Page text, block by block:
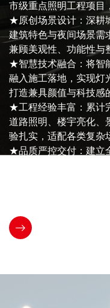
市级重点照明工程项目
★原创场景设计：深耕
建筑特色与夜间场景需
兼顾美观性、功能性与
★智慧技术融合：将智
融入施工落地，实现灯
打造兼具颜值与科技感
★工程经验丰富：累计
道路照明、楼宇亮化、
验扎实，适配各类复杂
★品质严控交付：建立
★ 引导城市照明运营管
化、平台化发展，在城
★ 传统钠灯光源节能率
最高可达40%
申请试用
★智能精准节能：搭载
统，可根据时段、人流
降低能耗，节能效果稳
★全链托管模式：提供
据分析一体化托管服务
险，轻松实现节能创收
★海量项目积淀：依托
维经验，适配各类城市
费、管控滞后等行业痛
★数据智慧运维：依托
与能耗状态，自动故障
打造专属城市文旅夜游
★数智光影创新：运用
动、3D数字化灯光技
提升景观观赏性与游客
★场景多元适配：可适
网红打卡点、古建文旅
主题光影场景方案。
★助力夜游经济：通过
升级，延长游客停留时
旅产业与夜间经济发展
★专业落地交付：依托